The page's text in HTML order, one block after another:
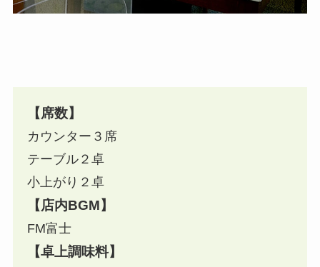
【席数】
カウンター３席
テーブル２卓
小上がり２卓
【店内BGM】
FM富士
【卓上調味料】